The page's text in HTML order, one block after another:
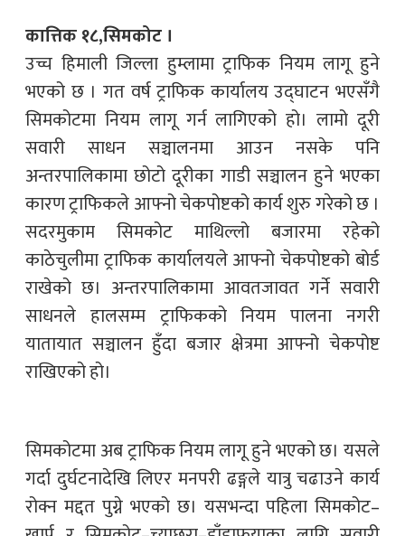
कात्तिक १८,सिमकोट ।
उच्च हिमाली जिल्ला हुम्लामा ट्राफिक नियम लागू हुने
भएको छ । गत वर्ष ट्राफिक कार्यालय उद्घाटन भएसँगै
सिमकोटमा नियम लागू गर्न लागिएको हो। लामो दूरी
सवारी साधन सञ्चालनमा आउन नसके पनि
अन्तरपालिकामा छोटो दूरीका गाडी सञ्चालन हुने भएका
कारण ट्राफिकले आफ्नो चेकपोष्टको कार्य शुरु गरेको छ ।
सदरमुकाम सिमकोट माथिल्लो बजारमा रहेको
काठेचुलीमा ट्राफिक कार्यालयले आफ्नो चेकपोष्टको बोर्ड
राखेको छ। अन्तरपालिकामा आवतजावत गर्ने सवारी
साधनले हालसम्म ट्राफिकको नियम पालना नगरी
यातायात सञ्चालन हुँदा बजार क्षेत्रमा आफ्नो चेकपोष्ट
राखिएको हो।
सिमकोटमा अब ट्राफिक नियम लागू हुने भएको छ। यसले
गर्दा दुर्घटनादेखि लिएर मनपरी ढङ्गले यात्रु चढाउने कार्य
रोक्न मद्दत पुग्ने भएको छ। यसभन्दा पहिला सिमकोट–